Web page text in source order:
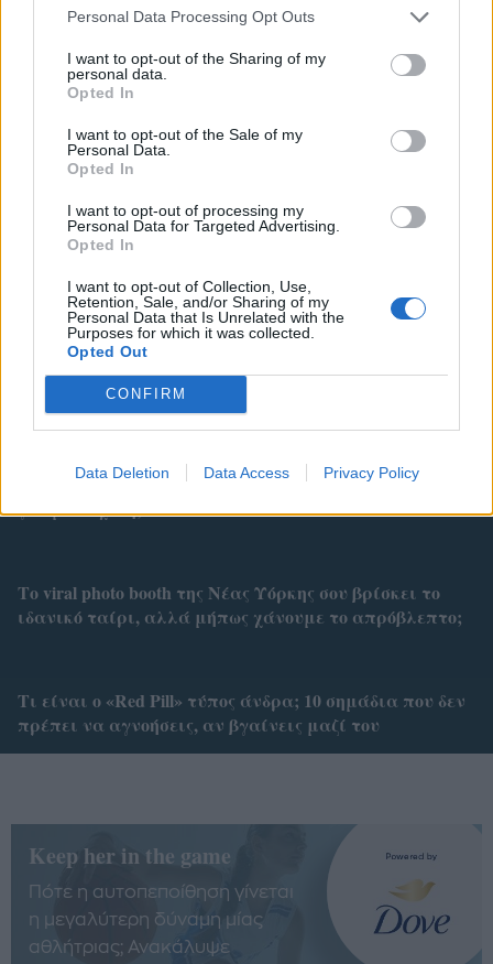
Personal Data Processing Opt Outs
I want to opt-out of the Sharing of my
personal data.
Opted In
I want to opt-out of the Sale of my
Personal Data.
Opted In
I want to opt-out of processing my
Personal Data for Targeted Advertising.
Opted In
I want to opt-out of Collection, Use,
Retention, Sale, and/or Sharing of my
Personal Data that Is Unrelated with the
Purposes for which it was collected.
Opted Out
CONFIRM
Data Deletion Data Access Privacy Policy
Yellow Flag: Το ενδιάμεσο στάδιο ανάμεσα στο «βρήκα
το άλλο μου μισό» και το «τρέχα να σωθείς»
Τελικά η κοινοποίηση τοποθεσίας είναι ή όχι τοξική
για μία σχέση;
Το viral photo booth της Νέας Υόρκης σου βρίσκει το
ιδανικό ταίρι, αλλά μήπως χάνουμε το απρόβλεπτο;
Tι είναι ο «Red Pill» τύπος άνδρα; 10 σημάδια που δεν
πρέπει να αγνοήσεις, αν βγαίνεις μαζί του
Keep her in the game
Πότε η αυτοπεποίθηση γίνεται
η μεγαλύτερη δύναμη μίας
αθλήτριας; Ανακάλυψε